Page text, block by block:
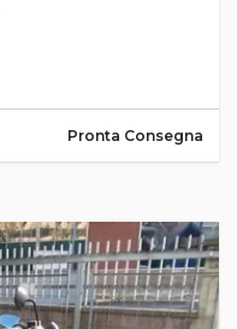
Pronta Consegna